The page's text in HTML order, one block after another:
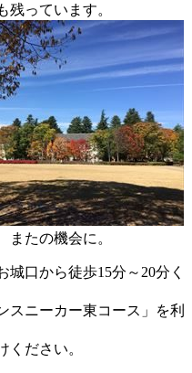
残っています。
またの機会に。
城口から徒歩15分～20分く
スニーカー東コース」を利
ください。